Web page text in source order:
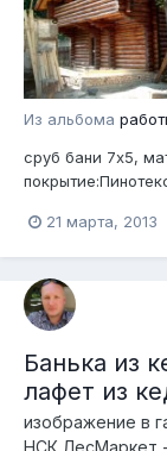
Из альбома
сруб бани 7х5,
21 марта, 2013
Банька из
лафет из
изображение в